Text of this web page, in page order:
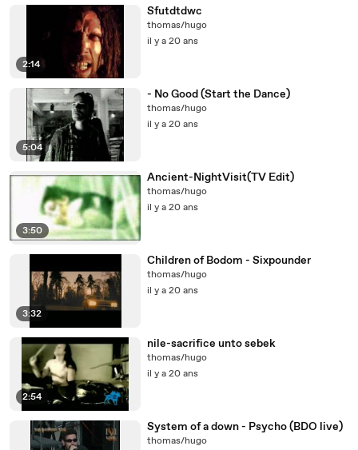
2:14
Sfutdtdwc
thomas/hugo
il y a 20 ans
5:04
- No Good (Start the Dance)
thomas/hugo
il y a 20 ans
3:50
Ancient-NightVisit(TV Edit)
thomas/hugo
il y a 20 ans
3:32
Children of Bodom - Sixpounder
thomas/hugo
il y a 20 ans
2:54
nile-sacrifice unto sebek
thomas/hugo
il y a 20 ans
System of a down - Psycho (BDO live)
thomas/hugo